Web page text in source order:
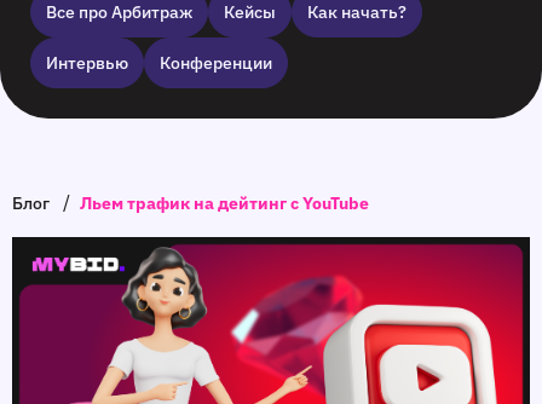
Все про Арбитраж Кейсы Как начать?
Интервью Конференции
Блог / Льем трафик на дейтинг с YouTube